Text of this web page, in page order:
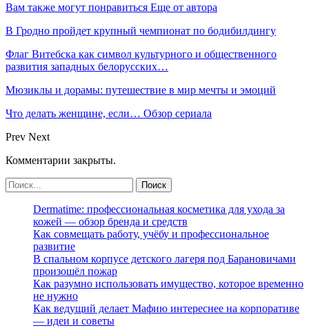
Вам также могут понравиться Еще от автора
В Гродно пройдет крупный чемпионат по бодибилдингу
Флаг Витебска как символ культурного и общественного
развития западных белорусских…
Мюзиклы и дорамы: путешествие в мир мечты и эмоций
Что делать женщине, если… Обзор сериала
Prev Next
Комментарии закрыты.
Dermatime: профессиональная косметика для ухода за
кожей — обзор бренда и средств
Как совмещать работу, учёбу и профессиональное
развитие
В спальном корпусе детского лагеря под Барановичами
произошёл пожар
Как разумно использовать имущество, которое временно
не нужно
Как ведущий делает Мафию интереснее на корпоративе
— идеи и советы